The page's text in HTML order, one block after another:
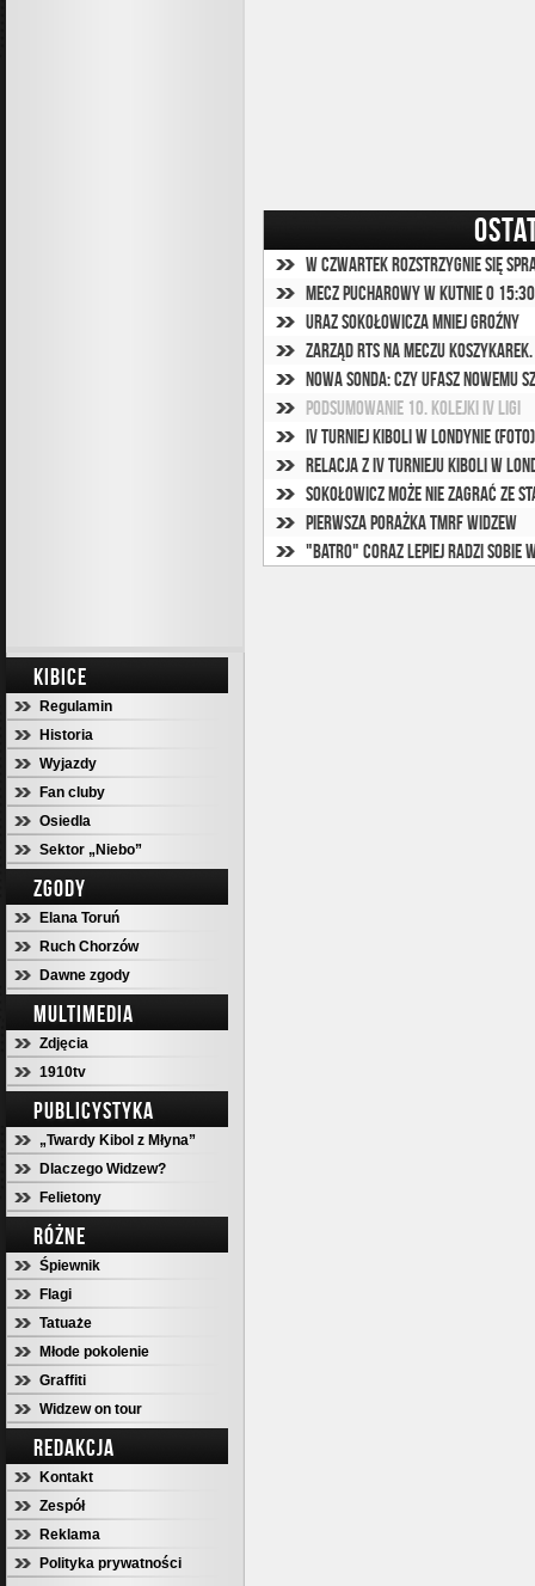
KIBICE
Regulamin
Historia
Wyjazdy
Fan cluby
Osiedla
Sektor „Niebo”
ZGODY
Elana Toruń
Ruch Chorzów
Dawne zgody
MULTIMEDIA
Zdjęcia
1910tv
PUBLICYSTYKA
„Twardy Kibol z Młyna”
Dlaczego Widzew?
Felietony
RÓŻNE
Śpiewnik
Flagi
Tatuaże
Młode pokolenie
Graffiti
Widzew on tour
REDAKCJA
Kontakt
Zespół
Reklama
Polityka prywatności
W czwartek rozstrzygnie się
Mecz pucharowy w Kutnie o 15:30
Uraz Sokołowicza mniej groźny
Zarząd RTS na meczu
Nowa sonda: Czy ufasz nowemu
Podsumowanie 10. kolejki IV ligi
IV Turniej Kiboli w Londynie (foto)
Relacja z IV Turnieju Kiboli w
Sokołowicz może nie zagrać ze
Pierwsza porażka TMRF Widzew
"Batro" coraz lepiej radzi sobie